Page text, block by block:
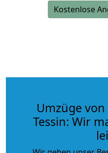
Kostenlose
Umzüge
Tessin: Wir